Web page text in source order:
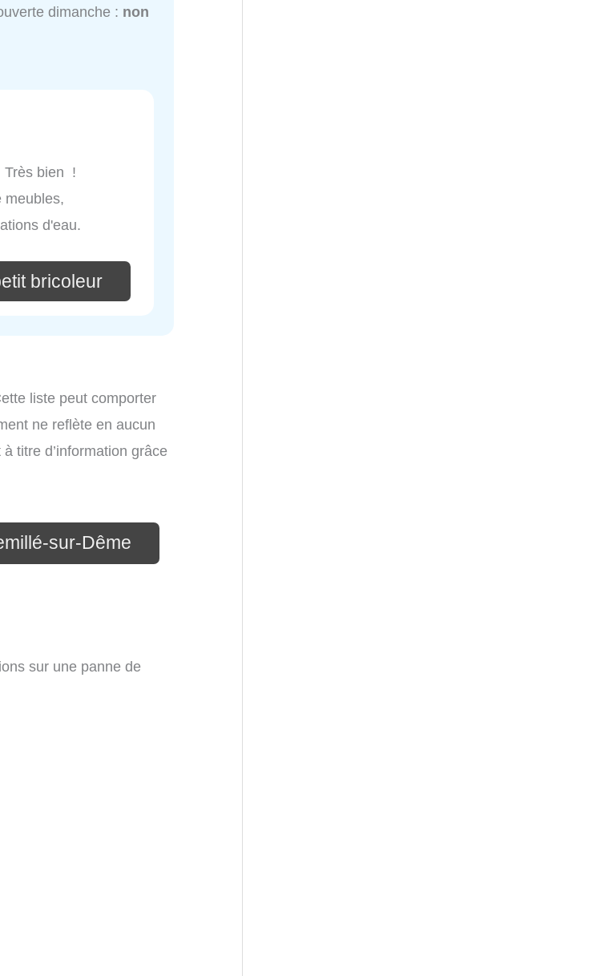
dimanche : non
Très bien !
meubles,
d'eau.
bricoleur
liste peut comporter
ne reflète en aucun
titre d’information grâce
sur-Dême
sur une panne de